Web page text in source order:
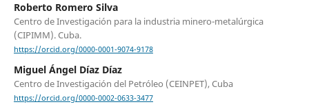
Roberto Romero Silva
Centro de Investigación para la industria minero-metalúrgica
(CIPIMM). Cuba.
https://orcid.org/0000-0001-9074-9178
Miguel Ángel Díaz Díaz
Centro de Investigación del Petróleo (CEINPET), Cuba
https://orcid.org/0000-0002-0633-3477